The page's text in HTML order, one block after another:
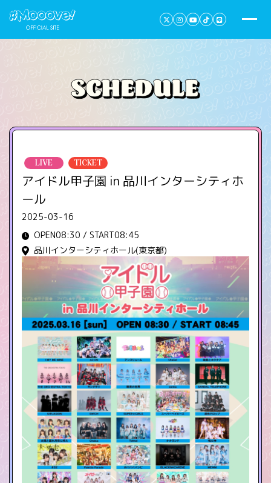
LIVE TICKET
アイドル甲子園 in 品川インターシティホ
ール
2025-03-16
OPEN08:30 / START08:45
品川インターシティホール(東京都)